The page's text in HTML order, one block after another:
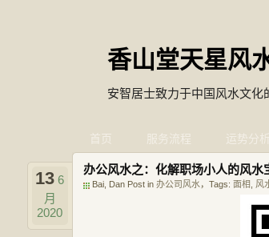
香山堂天星风
安智居士致力于中国风水文化
首页 服务流程 运势分析
办公风水之：化解职场小人的风水
Bai, Dan Post in 办公司风水，Tags: 面相 风
13 6
月
2020